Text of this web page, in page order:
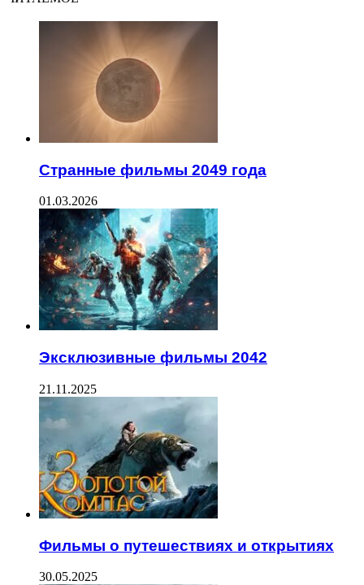
Странные фильмы 2049 года
01.03.2026
Эксклюзивные фильмы 2042
21.11.2025
Фильмы о путешествиях и открытиях
30.05.2025